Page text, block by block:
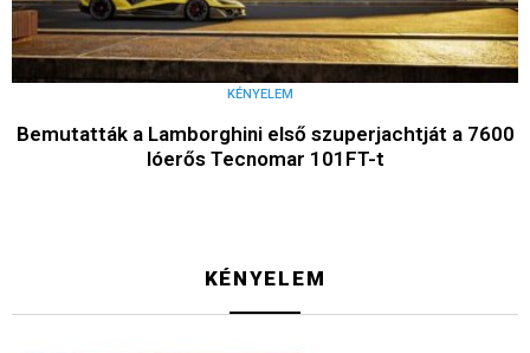
KÉNYELEM
Bemutatták a Lamborghini első szuperjachtját a 7600
lóerős Tecnomar 101FT-t
KÉNYELEM